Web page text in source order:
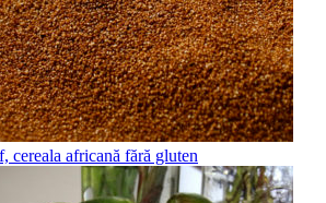
cereala africană fără gluten